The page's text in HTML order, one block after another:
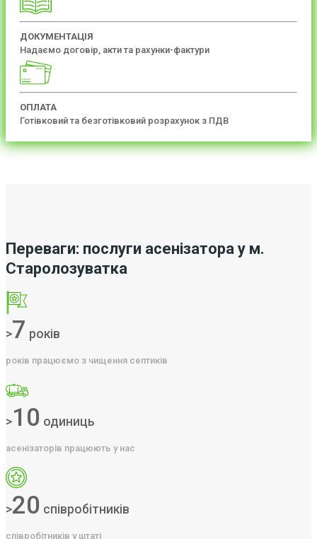
ДОКУМЕНТАЦІЯ
Надаємо договір, акти та рахунки-фактури
ОПЛАТА
Готівковий та безготівковий розрахунок з ПДВ
Переваги: послуги асенізатора у м.
Старолозуватка
>7 років
років працюємо з чищення септиків
>10 одиниць
асенізаторів працюють у нас
>20 співробітників
співробітників у штаті